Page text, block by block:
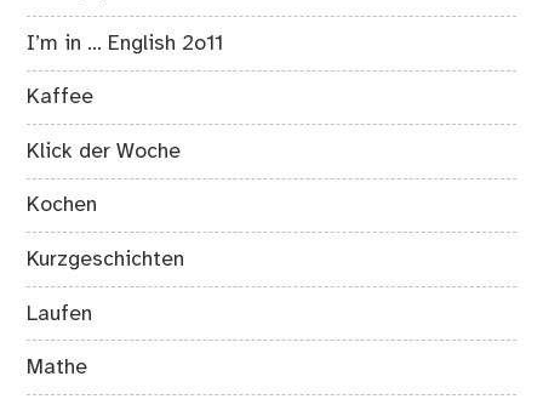
I’m in … English 2o11
Kaffee
Klick der Woche
Kochen
Kurzgeschichten
Laufen
Mathe